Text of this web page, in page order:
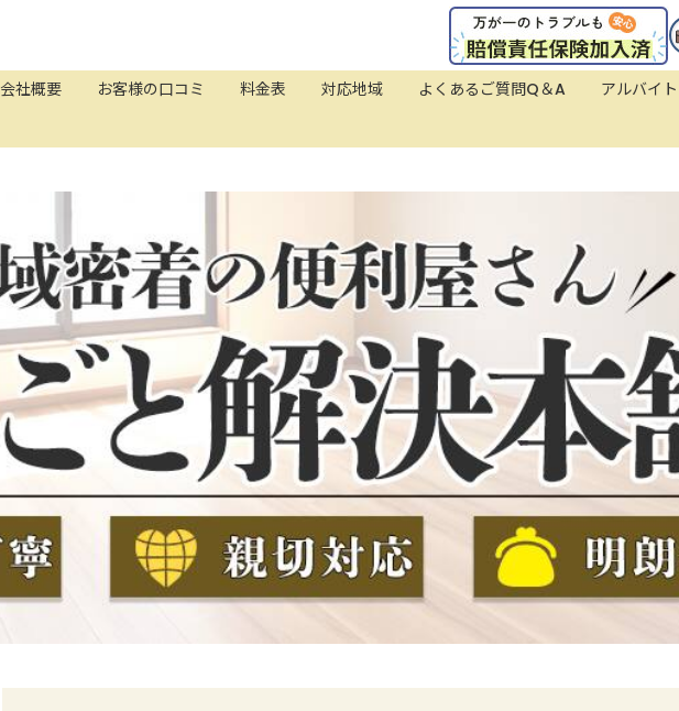
会社概要 お客様の口コミ 料金表 対応地域 よくあるご質問Q＆A
アルバイ